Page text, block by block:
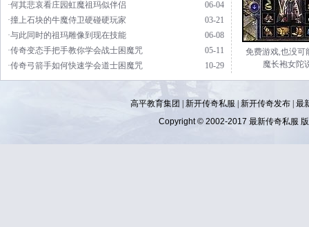
06-04
·何其悲哀看庄园虹魔祖玛似伴侣
03-21
·撞上石块的牛魔侍卫硬碰硬玩家
06-08
·与此同时的祖玛雕像到现在技能
05-11
·传奇变态手把手教你学会战士困魔咒
10-29
·传奇弓箭手如何快速学会道士困魔咒
免费游戏,也没可
魔长袍女陀
高平教育集团 | 新开传奇私服 新开传奇发布 最
Copyright © 2002-2017 最新传奇私服